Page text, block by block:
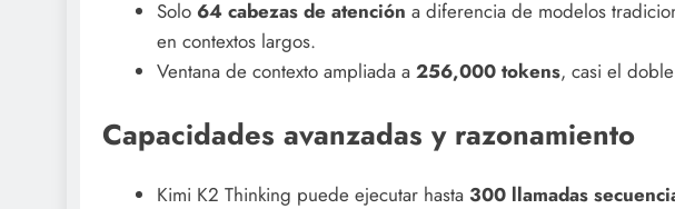
Solo 64 cabezas de atención a diferencia de modelos
en contextos largos.
Ventana de contexto ampliada a 256,000 tokens, casi el
Capacidades avanzadas y razonamiento
Kimi K2 Thinking puede ejecutar hasta 300 llamadas